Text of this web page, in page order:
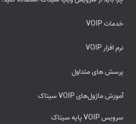
خدمات VOIP
نرم افزار VOIP
پرسش های متداول
آموزش ماژول‌های VOIP سیتاک
سرویس VOIP پایه سیتاک